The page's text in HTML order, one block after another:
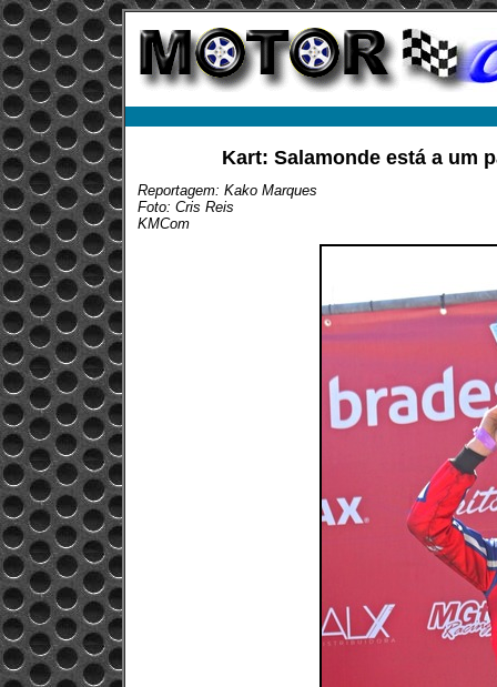
Kart: Salamonde está a um
Reportagem: Kako Marques
Foto: Cris Reis
KMCom